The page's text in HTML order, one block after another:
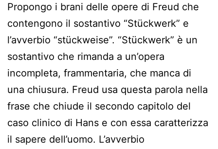
Propongo i brani delle opere di Freud che
contengono il sostantivo “Stückwerk” e
l’avverbio “stückweise”. “Stückwerk” è un
sostantivo che rimanda a un’opera
incompleta, frammentaria, che manca di
una chiusura. Freud usa questa parola nella
frase che chiude il secondo capitolo del
caso clinico di Hans e con essa caratterizza
il sapere dell’uomo. L’avverbio